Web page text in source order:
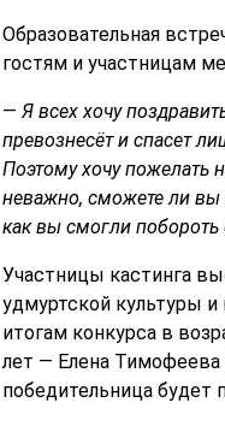
Образовательная
гостям и участницам
— Я всех хочу
превознесёт и спасет
Поэтому хочу пожелать
неважно, сможете ли вы
как вы смогли побороть
Участницы кастинга
удмуртской культуры
итогам конкурса в
лет — Елена
победительница будет